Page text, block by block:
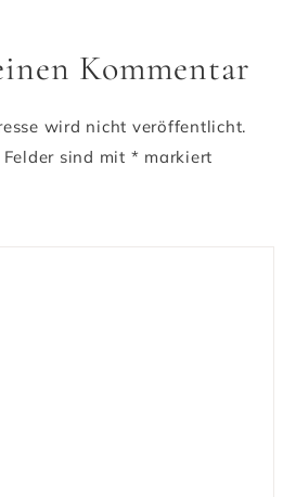
Kommentar
wird nicht veröffentlicht.
sind mit * markiert